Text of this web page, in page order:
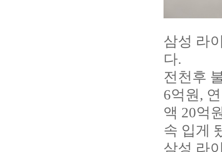
삼성 라
다.
전천후
6억원,
액 20억
속 입게
삼성 라